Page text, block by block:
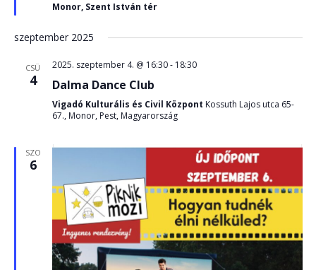
Monor, Szent István tér
szeptember 2025
CSÜ
4
2025. szeptember 4. @ 16:30- 18:30
Dalma Dance Club
Vigadó Kulturális és Civil Központ Kossuth Lajos utca 65-
67., Monor, Pest, Magyarország
SZO
6